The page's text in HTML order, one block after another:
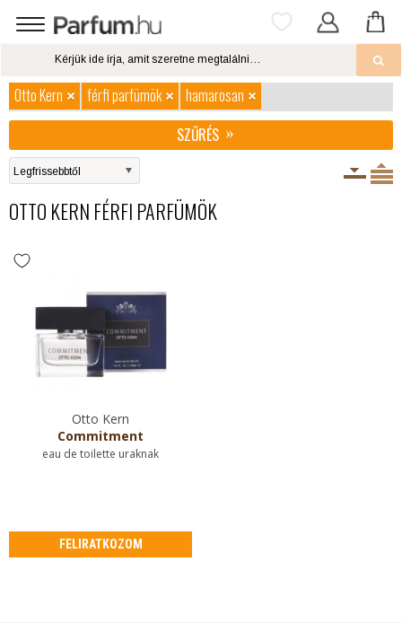
Otto Kern férfi parfümök
hamarosan
SZŰRÉS
OTTO KERN FÉRFI PARFÜMÖK
Otto Kern
Commitment
eau de toilette uraknak
FELIRATKOZOM